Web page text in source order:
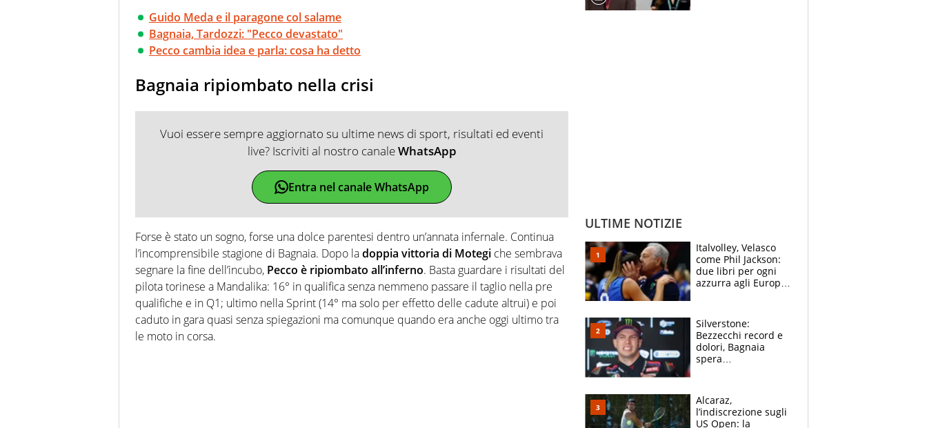
Guido Meda e il paragone col salame
Bagnaia, Tardozzi: "Pecco devastato"
Pecco cambia idea e parla: cosa ha detto
Bagnaia ripiombato nella crisi
Vuoi essere sempre aggiornato su ultime news di sport, risultati ed eventi
live? Iscriviti al nostro canaleWhatsApp
Entra nel canale WhatsApp
Forse è stato un sogno, forse una dolce parentesi dentro un’annata infernale. Continua
l’incomprensibile stagione di Bagnaia. Dopo ladoppia vittoria di Motegi che sembrava
segnare la fine dell’incubo, Pecco è ripiombato all’inferno. Basta guardare i risultati del
pilota torinese a Mandalika: 16° in qualifica senza nemmeno passare il taglio nella pre
qualifiche e in Q1; ultimo nella Sprint (14° ma solo per effetto delle cadute altrui) e poi
caduto in gara quasi senza spiegazioni ma comunque quando era anche oggi ultimo tra
le moto in corsa.
ULTIME NOTIZIE
Italvolley, Velasco
come Phil Jackson:
due libri per ogni
azzurra agli Europei.
Silverstone:
Bezzecchi record e
dolori, Bagnaia
spera
e vota Aprilia
Alcaraz,
l’indiscrezione sugli
US Open: la